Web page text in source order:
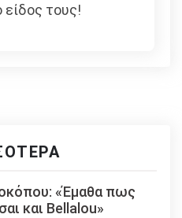
είδος τους!
«Έμαθα πως
και Bellalou»